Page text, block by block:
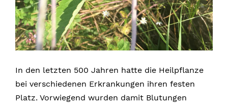
In den letzten 500 Jahren hatte die Heilpflanze
bei verschiedenen Erkrankungen ihren festen
Platz. Vorwiegend wurden damit Blutungen